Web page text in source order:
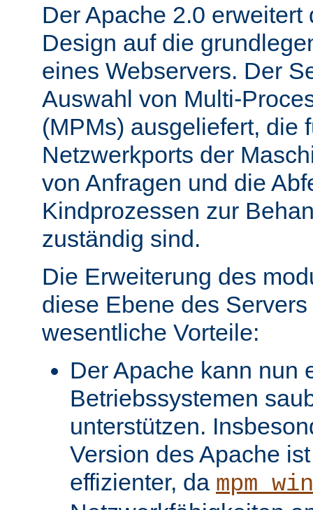
Der Apache 2.0
Design auf die
eines Webservers. Der
Auswahl von Multi-
(MPMs) ausgeliefert, die
Netzwerkports der
von Anfragen und die
Kindprozessen zur
zuständig sind.
Die Erweiterung des
diese Ebene des
wesentliche Vorteile:
Der Apache kann nun
Betriebssystemen
unterstützen.
Version des Apache
effizienter, da